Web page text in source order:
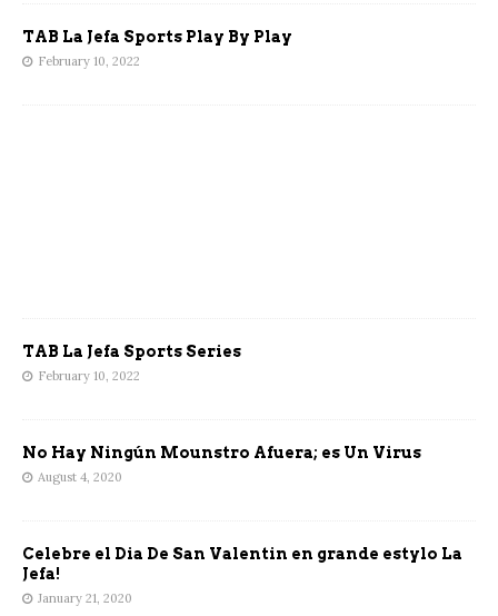
TAB La Jefa Sports Play By Play
February 10, 2022
TAB La Jefa Sports Series
February 10, 2022
No Hay Ningún Mounstro Afuera; es Un Virus
August 4, 2020
Celebre el Dia De San Valentin en grande estylo La
Jefa!
January 21, 2020